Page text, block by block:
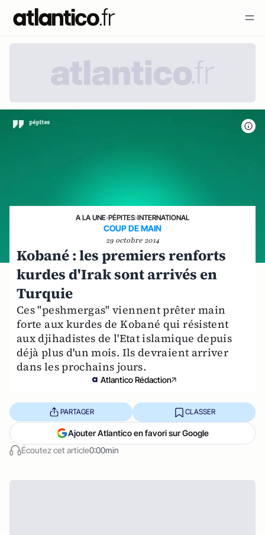
A LA UNE›PÉPITES›INTERNATIONAL
COUP DE MAIN
29 octobre 2014
Kobané : les premiers renforts
kurdes d'Irak sont arrivés en
Turquie
Ces "peshmergas" viennent prêter main
forte aux kurdes de Kobané qui résistent
aux djihadistes de l'Etat islamique depuis
déjà plus d'un mois. Ils devraient arriver
dans les prochains jours.
Atlantico Rédaction
Écoutez cet article0:00min
PARTAGER CLASSER
Ajouter Atlantico en favori sur Google